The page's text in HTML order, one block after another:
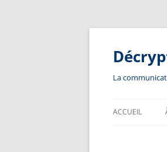
Aller
contenu
La
ACCUEIL